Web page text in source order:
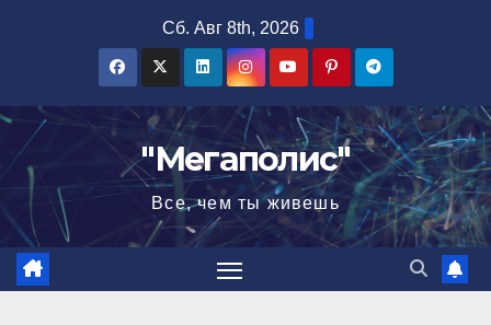
Сб. Авг 8th, 2026
"Мегаполис"
Все, чем ты живешь